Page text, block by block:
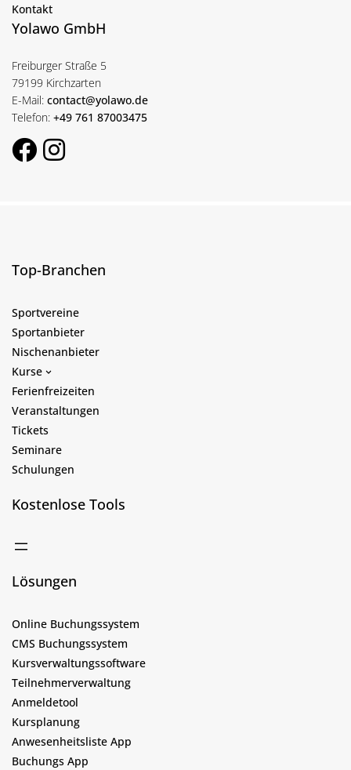
Kontakt
Yolawo GmbH
Freiburger Straße 5
79199 Kirchzarten
E-Mail: contact@yolawo.de
Telefon: +49 761 87003475
Top-Branchen
Sportvereine
Sportanbieter
Nischenanbieter
Kurse
Ferienfreizeiten
Veranstaltungen
Tickets
Seminare
Schulungen
Kostenlose Tools
Lösungen
Online Buchungssystem
CMS Buchungssystem
Kursverwaltungssoftware
Teilnehmerverwaltung
Anmeldetool
Kursplanung
Anwesenheitsliste App
Buchungs App